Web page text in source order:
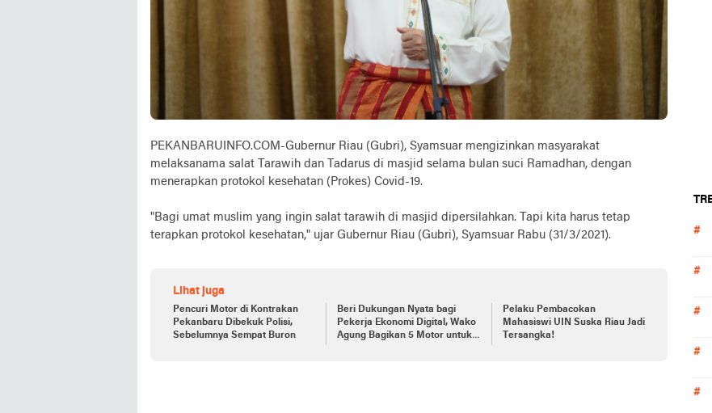
PEKANBARUINFO.COM-Gubernur Riau (Gubri), Syamsuar mengizinkan masyarakat
melaksanama salat Tarawih dan Tadarus di masjid selama bulan suci Ramadhan, dengan
menerapkan protokol kesehatan (Prokes) Covid-19.
"Bagi umat muslim yang ingin salat tarawih di masjid dipersilahkan. Tapi kita harus tetap
terapkan protokol kesehatan," ujar Gubernur Riau (Gubri), Syamsuar Rabu (31/3/2021).
Lihat juga
Pencuri Motor di Kontrakan
Pekanbaru Dibekuk Polisi,
Sebelumnya Sempat Buron
Beri Dukungan Nyata bagi
Pekerja Ekonomi Digital, Wako
Agung Bagikan 5 Motor untuk
Pelaku Pembacokan
Mahasiswi UIN Suska Riau Jadi
Tersangka!